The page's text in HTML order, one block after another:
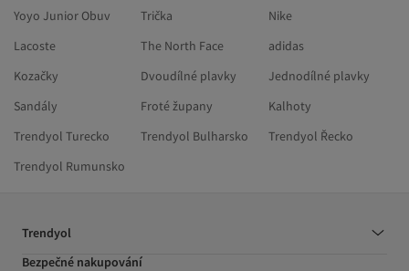
Yoyo Junior Obuv
Trička
Nike
Lacoste
The North Face
adidas
Kozačky
Dvoudílné plavky
Jednodílné plavky
Sandály
Froté župany
Kalhoty
Trendyol Turecko
Trendyol Bulharsko
Trendyol Řecko
Trendyol Rumunsko
Trendyol
Bezpečné nakupování